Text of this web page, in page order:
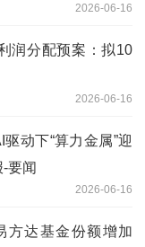
2026-06-16
润分配预案：拟10
2026-06-16
动下“算力金属”迎
要闻
2026-06-16
方达基金份额增加